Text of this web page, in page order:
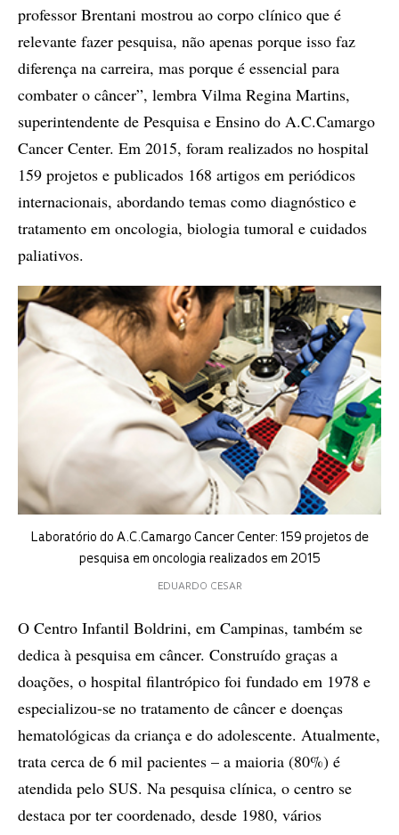
professor Brentani mostrou ao corpo clínico que é
relevante fazer pesquisa, não apenas porque isso faz
diferença na carreira, mas porque é essencial para
combater o câncer”, lembra Vilma Regina Martins,
superintendente de Pesquisa e Ensino do A.C.Camargo
Cancer Center. Em 2015, foram realizados no hospital
159 projetos e publicados 168 artigos em periódicos
internacionais, abordando temas como diagnóstico e
tratamento em oncologia, biologia tumoral e cuidados
paliativos.
Laboratório do A.C.Camargo Cancer Center: 159 projetos de
pesquisa em oncologia realizados em 2015
EDUARDO CESAR
O Centro Infantil Boldrini, em Campinas, também se
dedica à pesquisa em câncer. Construído graças a
doações, o hospital filantrópico foi fundado em 1978 e
especializou-se no tratamento de câncer e doenças
hematológicas da criança e do adolescente. Atualmente,
trata cerca de 6 mil pacientes – a maioria (80%) é
atendida pelo SUS. Na pesquisa clínica, o centro se
destaca por ter coordenado, desde 1980, vários